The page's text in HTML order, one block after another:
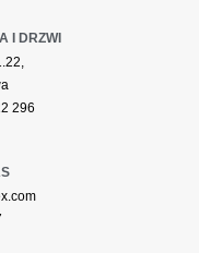
I DRZWI
296